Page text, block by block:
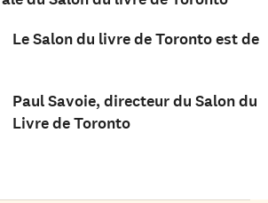
Le Salon du livre de Toronto est de
Paul Savoie, directeur du Salon du
Livre de Toronto